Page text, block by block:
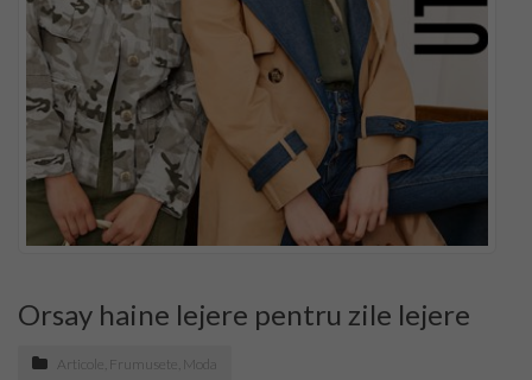
Top Saloane Infrumusetare Ilfov
Top Saloane de Manichiura
Top Saloane Remodelare Corporala
Epilare definitiva
CONTACT
Dermopigmentare
Extensii Gene
Orsay haine lejere pentru zile lejere
Articole , Frumusete , Moda